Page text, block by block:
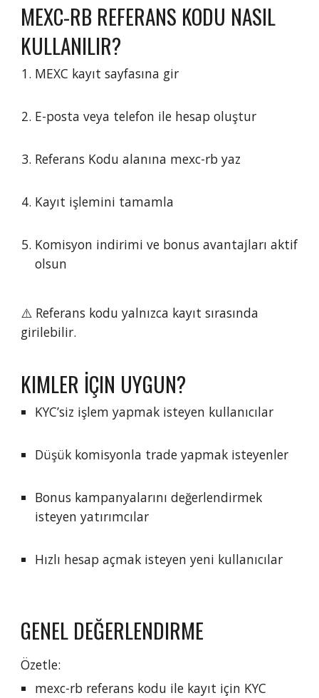
MEXC-RB REFERANS KODU NASIL
KULLANILIR?
MEXC kayıt sayfasına gir
E-posta veya telefon ile hesap oluştur
Referans Kodu alanına mexc-rb yaz
Kayıt işlemini tamamla
Komisyon indirimi ve bonus avantajları aktif
olsun
⚠️ Referans kodu yalnızca kayıt sırasında
girilebilir.
KIMLER İÇIN UYGUN?
KYC’siz işlem yapmak isteyen kullanıcılar
Düşük komisyonla trade yapmak isteyenler
Bonus kampanyalarını değerlendirmek
isteyen yatırımcılar
Hızlı hesap açmak isteyen yeni kullanıcılar
GENEL DEĞERLENDIRME
Özetle:
mexc-rb referans kodu ile kayıt için KYC